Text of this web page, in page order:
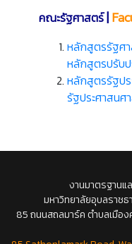
คณะรัฐศาสตร์|
หลักสูตรรัฐศ
หลักสูตรปรับ
หลักสูตรรัฐป
รัฐประศาสน
งานมาตรฐาน
มหาวิทยาลัยอุบลราชธ
85 ถนนสถลมาร์ค ตำบลเมือง